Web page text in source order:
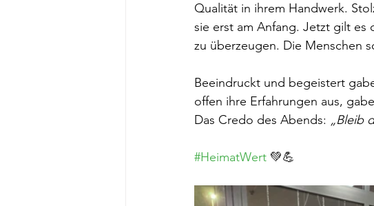
Qualität in ihrem Handwerk.
sie erst am Anfang. Jetzt gilt es
zu überzeugen. Die Menschen
Beeindruckt und begeistert
offen ihre Erfahrungen aus,
Das Credo des Abends: „Bleib
#HeimatWert 💚💪